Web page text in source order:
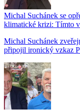
Michal Suchánek se
klimatické krizi: Tímto
Michal Suchánek
připojil ironický vzkaz